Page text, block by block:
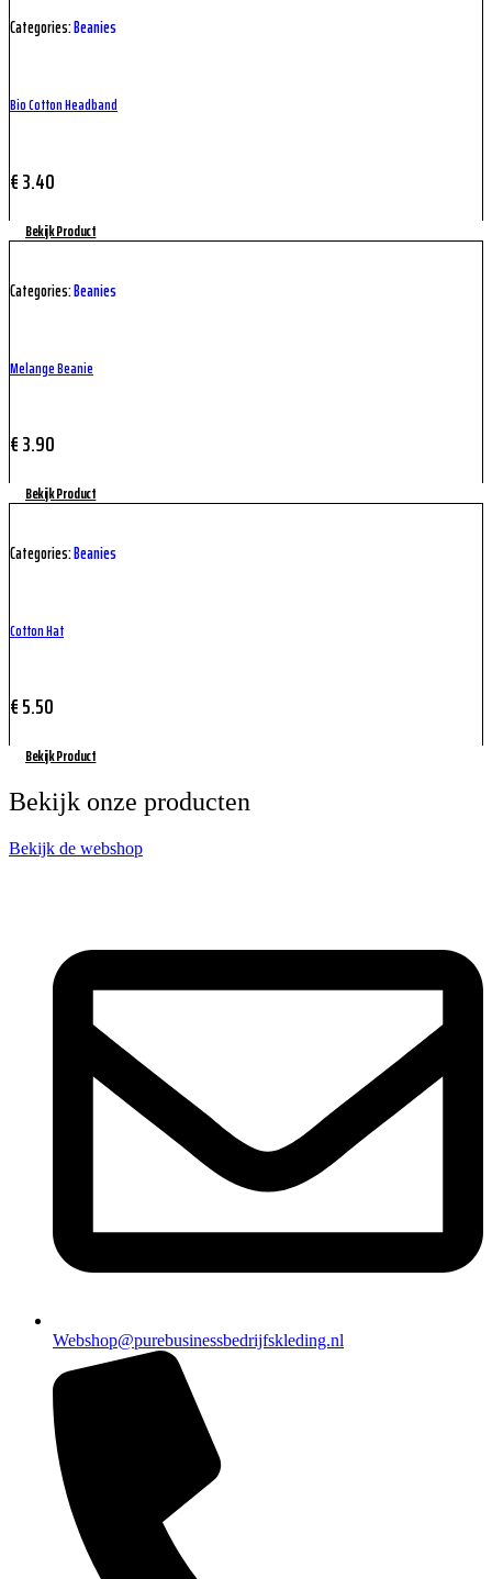
Categories:Beanies
Bio Cotton Headband
€3.40
Bekijk Product
Categories:Beanies
Melange Beanie
€3.90
Bekijk Product
Categories:Beanies
Cotton Hat
€5.50
Bekijk Product
Bekijk onze producten
Bekijk de webshop
Webshop@purebusinessbedrijfskleding.nl